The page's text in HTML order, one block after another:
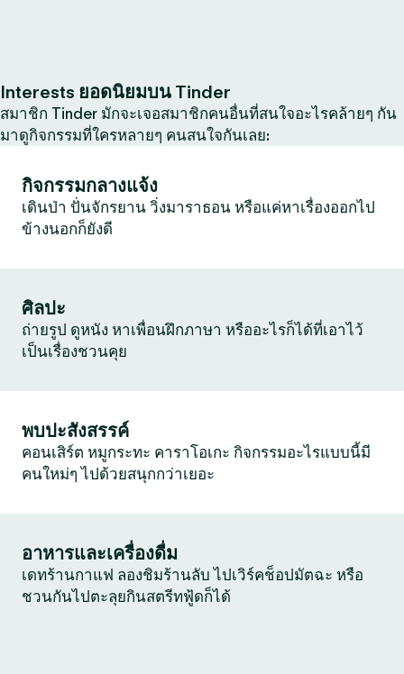
Interests ยอดนิยมบน Tinder
สมาชิก Tinder มักจะเจอสมาชิกคนอื่นที่สนใจอะไรคล้ายๆ กัน
มาดูกิจกรรมที่ใครหลายๆ คนสนใจกันเลย:
กิจกรรมกลางแจ้ง
เดินป่า ปั่นจักรยาน วิ่งมาราธอน หรือแค่หาเรื่องออกไป
ข้างนอกก็ยังดี
ศิลปะ
ถ่ายรูป ดูหนัง หาเพื่อนฝึกภาษา หรืออะไรก็ได้ที่เอาไว้
เป็นเรื่องชวนคุย
พบปะสังสรรค์
คอนเสิร์ต หมูกระทะ คาราโอเกะ กิจกรรมอะไรแบบนี้มี
คนใหม่ๆ ไปด้วยสนุกกว่าเยอะ
อาหารและเครื่องดื่ม
เดทร้านกาแฟ ลองชิมร้านลับ ไปเวิร์คช็อปมัตฉะ หรือ
ชวนกันไปตะลุยกินสตรีทฟู้ดก็ได้